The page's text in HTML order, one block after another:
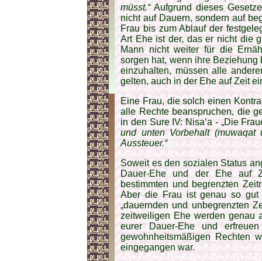
müsst.“Aufgrund dieses
nicht auf Dauern, sondern auf
Frau bis zum Ablauf der
Art Ehe ist der, das er nicht die
Mann nicht weiter für die
sorgen hat, wenn ihre
einzuhalten, müssen alle
gelten, auch in der Ehe auf Zeit
Eine Frau, die solch einen
alle Rechte beanspruchen, die
in den Sure IV: Nisa’a - „Die
und unten Vorbehalt (muwaqat
Aussteuer.“
Soweit es den sozialen Status
Dauer-Ehe und der Ehe auf
bestimmten und begrenzten
Aber die Frau ist genau so
„dauernden und unbegrenzten
zeitweiligen Ehe werden genau
eurer Dauer-Ehe und
gewohnheitsmäßigen Rechten
eingegangen war.